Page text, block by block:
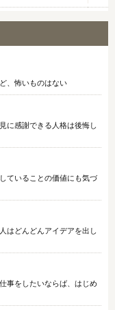
、怖いものはない
感謝できる人格は後悔し
ていることの価値にも気づ
どんどんアイデアを出し
事をしたいならば、はじめ